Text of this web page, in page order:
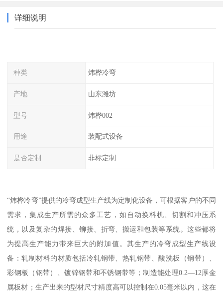
详细说明
种类 炜桦冷弯
产地 山东潍坊
型号 炜桦002
用途 装配式设备
是否定制 非标定制
“炜桦冷弯”提供的冷弯成型生产线为定制化设备，可根据客户的不同
需求，集成生产所需的众多工艺，如自动换料机、切割和冲压系
统，以及复杂的焊接、铆接、折弯、搬运和包装等系统。这些都将
为提高生产能力带来巨大的附加值。其生产的冷弯成型生产线设
备：轧制材料的材质包括冷轧钢带、热轧钢带、酸洗板（钢带）、
彩钢板（钢带）、镀锌钢带和不锈钢带等；制造能处理0.2—12厚金
属板材；生产出来的型材尺寸精度高可以控制在0.05毫米以内，这在